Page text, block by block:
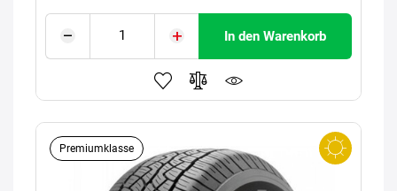
In den Warenkorb
Premiumklasse